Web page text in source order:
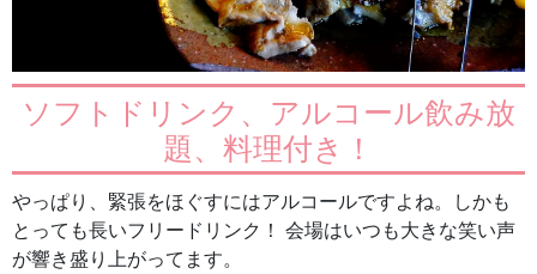
ソフトドリンク、アルコール飲み放
題、料理付き！
やっぱり、緊張をほぐすにはアルコールですよね。しかも
とっても長いフリードリンク！ 会場はいつも大きな笑い声
が響き盛り上がってます。